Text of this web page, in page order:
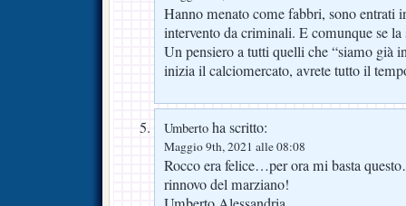
Hanno menato come fabbri, sono entrati
intervento da criminali. E comunque se la
Un pensiero a tutti quelli che “siamo già
inizia il calciomercato, avrete tutto il
Umberto ha scritto:
Maggio 9th, 2021 alle 08:08
Rocco era felice…per ora mi basta
rinnovo del marziano!